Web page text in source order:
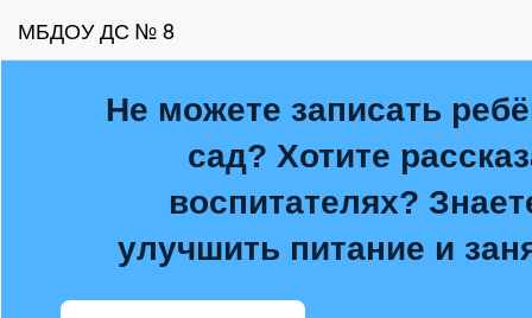
МБДОУ ДС № 8
Не можете записать
сад? Хотите
воспитателях?
улучшить питание и